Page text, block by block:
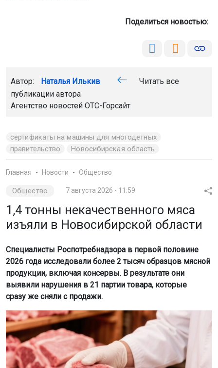
Поделиться новостью:
Автор: Наталья Илькив
Читать все
публикации автора
Агентство новостей ОТС-Горсайт
сертификаты на машины для многодетных
правительство
Новосибирская область
Главная Новости Общество
Общество 7 августа 2026 - 11:59
1,4 тонны некачественного мяса
изъяли в Новосибирской области
Специалисты Роспотребнадзора в первой половине
2026 года исследовали более 2 тысяч образцов мясной
продукции, включая консервы. В результате они
выявили нарушения в 21 партии товара, которые
сразу же сняли с продажи.